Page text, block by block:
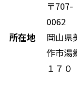
所在地
〒707-
0062
岡山県
作市湯
１７０